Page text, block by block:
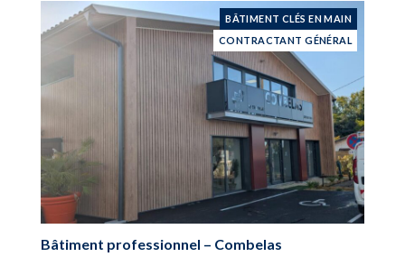
BÂTIMENT CLÉS EN MAIN
CONTRACTANT GÉNÉRAL
Bâtiment professionnel – Combelas